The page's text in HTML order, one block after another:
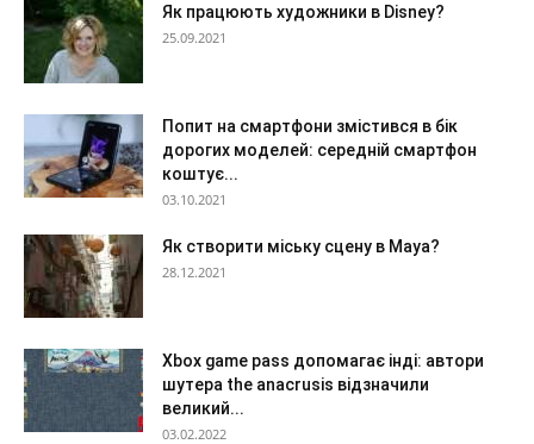
Як працюють художники в Disney?
25.09.2021
Попит на смартфони змістився в бік
дорогих моделей: середній смартфон
коштує...
03.10.2021
Як створити міську сцену в Maya?
28.12.2021
Xbox game pass допомагає інді: автори
шутера the anacrusis відзначили
великий...
03.02.2022